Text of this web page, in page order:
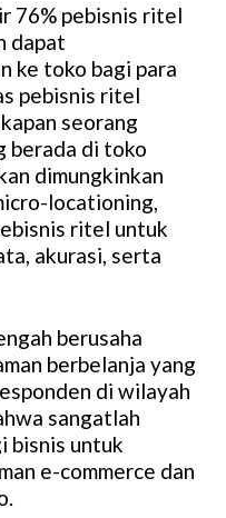
M
t
e
76% pebisnis ritel
dapat
ke toko bagi para
pebisnis ritel
seorang
berada di toko
dimungkinkan
locationing,
ritel untuk
akurasi, serta
berusaha
berbelanja yang
di wilayah
sangatlah
bisnis untuk
e-commerce dan